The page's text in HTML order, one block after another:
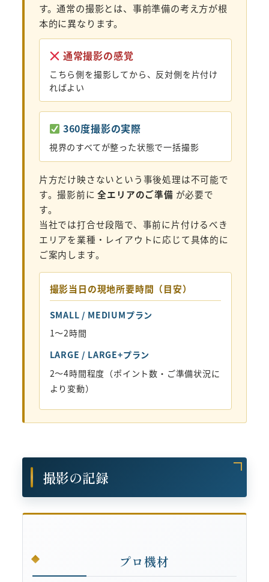
す。通常の撮影とは、事前準備の考え方が根
本的に異なります。
通常撮影の感覚
こちら側を撮影してから、反対側を片付け
ればよい
360度撮影の実際
視界のすべてが整った状態で一括撮影
片方だけ映さないという事後処理は不可能で
す。撮影前に全エリアのご準備 が必要で
す。
当社では打合せ段階で、事前に片付けるべき
エリアを業種・レイアウトに応じて具体的に
ご案内します。
撮影当日の現地所要時間（目安）
SMALL / MEDIUMプラン
1〜2時間
LARGE / LARGE+プラン
2〜4時間程度（ポイント数・ご準備状況に
より変動）
撮影の記録
プロ機材